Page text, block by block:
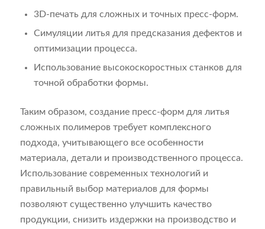
3D-печать для сложных и точных пресс-форм.
Симуляции литья для предсказания дефектов и
оптимизации процесса.
Использование высокоскоростных станков для
точной обработки формы.
Таким образом, создание пресс-форм для литья
сложных полимеров требует комплексного
подхода, учитывающего все особенности
материала, детали и производственного процесса.
Использование современных технологий и
правильный выбор материалов для формы
позволяют существенно улучшить качество
продукции, снизить издержки на производство и